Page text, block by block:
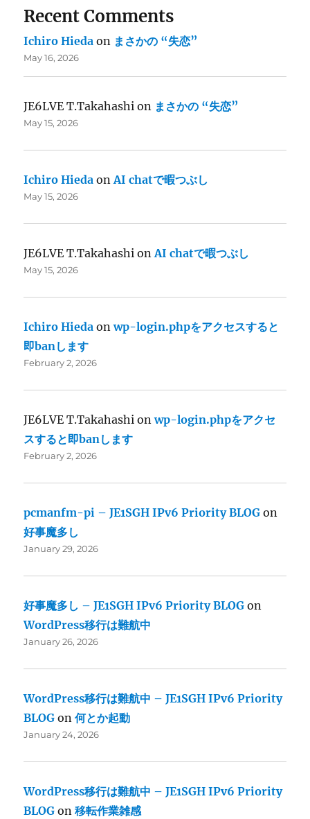
Recent Comments
Ichiro Hieda on まさかの “失恋”
May 16, 2026
JE6LVE T.Takahashi on まさかの “失恋”
May 15, 2026
Ichiro Hieda onAI chatで暇つぶし
May 15, 2026
JE6LVE T.Takahashi onAI chatで暇つぶし
May 15, 2026
Ichiro Hieda onwp-login.phpをアクセスすると
即banします
February 2, 2026
JE6LVE T.Takahashi onwp-login.phpをアクセ
スすると即banします
February 2, 2026
pcmanfm-pi – JE1SGH IPv6 Priority BLOG on
好事魔多し
January 29, 2026
好事魔多し – JE1SGH IPv6 Priority BLOG on
WordPress移行は難航中
January 26, 2026
WordPress移行は難航中 – JE1SGH IPv6 Priority
BLOG on何とか起動
January 24, 2026
WordPress移行は難航中 – JE1SGH IPv6 Priority
BLOG on移転作業雑感